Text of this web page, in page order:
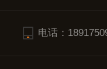
电话：